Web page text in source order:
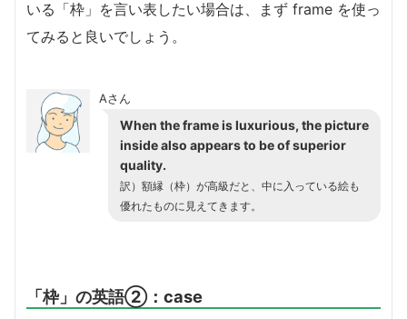
いる「枠」を言い表したい場合は、まず frame を使っ
てみると良いでしょう。
Aさん
When the frame is luxurious, the picture
inside also appears to be of superior
quality.
訳）額縁（枠）が高級だと、中に入っている絵も
優れたものに見えてきます。
「枠」の英語②：case